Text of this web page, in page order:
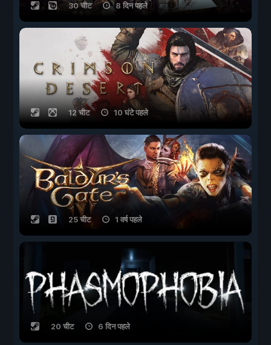
30 चीट 8 दिन पहले
12 चीट 10 घंटे पहले
25 चीट 1 वर्ष पहले
20 चीट 6 दिन पहले